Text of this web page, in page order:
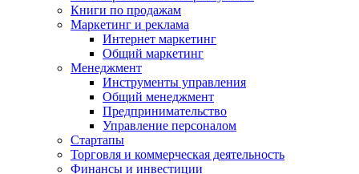
Книги по продажам
Маркетинг и реклама
Интернет маркетинг
Общий маркетинг
Менеджмент
Инструменты управления
Общий менеджмент
Предпринимательство
Управление персоналом
Стартапы
Торговля и коммерческая деятельность
Финансы и инвестиции